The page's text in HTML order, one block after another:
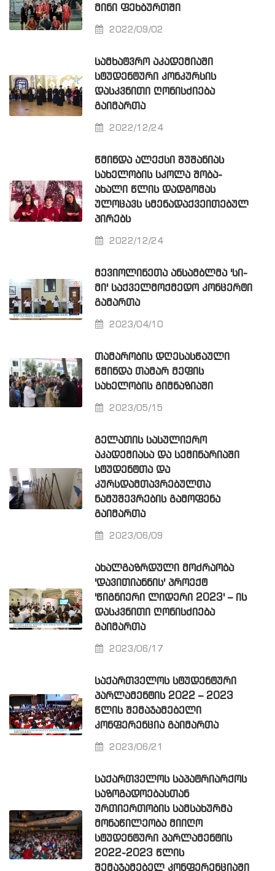
ᲛᲘᲜᲘ ᲤᲔᲮᲑᲣᲠᲗᲨᲘ
2022/09/02
ᲡᲐᲛᲮᲐᲢᲕᲠᲝ ᲐᲙᲐᲓᲔᲛᲘᲐᲨᲘ
ᲡᲢᲣᲓᲔᲜᲢᲣᲠᲘ ᲙᲝᲜᲙᲣᲠᲡᲘᲡ
ᲓᲐᲡᲙᲕᲜᲘᲗᲘ ᲦᲝᲜᲘᲡᲫᲘᲔᲑᲐ
ᲒᲐᲘᲛᲐᲠᲗᲐ
2022/12/24
ᲬᲛᲘᲜᲓᲐ ᲐᲚᲔᲥᲡᲘ ᲨᲣᲨᲐᲜᲘᲐᲡ
ᲡᲐᲮᲔᲚᲝᲑᲘᲡ ᲡᲙᲝᲚᲐ ᲨᲝᲑᲐ-
ᲐᲮᲐᲚᲘ ᲬᲚᲘᲡ ᲓᲐᲓᲒᲝᲛᲐᲡ
ᲣᲚᲝᲪᲐᲕᲡ ᲡᲛᲔᲜᲐᲓᲐᲥᲕᲔᲘᲗᲔᲑᲣᲚ
ᲞᲘᲠᲔᲑᲡ
2022/12/24
ᲛᲔᲕᲘᲝᲚᲘᲜᲔᲗᲐ ᲐᲜᲡᲐᲛᲑᲚᲛᲐ 'ᲡᲘ-
ᲛᲘ' ᲡᲐᲥᲕᲔᲚᲛᲝᲥᲛᲔᲓᲝ ᲙᲝᲜᲪᲔᲠᲢᲘ
ᲒᲐᲛᲐᲠᲗᲐ
2023/04/10
ᲗᲐᲛᲐᲠᲝᲑᲘᲡ ᲓᲦᲔᲡᲐᲡᲬᲐᲣᲚᲘ
ᲬᲛᲘᲜᲓᲐ ᲗᲐᲛᲐᲠ ᲛᲔᲤᲘᲡ
ᲡᲐᲮᲔᲚᲝᲑᲘᲡ ᲒᲘᲛᲜᲐᲖᲘᲐᲨᲘ
2023/05/15
ᲒᲔᲚᲐᲗᲘᲡ ᲡᲐᲡᲣᲚᲘᲔᲠᲝ
ᲐᲙᲐᲓᲔᲛᲘᲐᲡᲐ ᲓᲐ ᲡᲔᲛᲘᲜᲐᲠᲘᲐᲨᲘ
ᲡᲢᲣᲓᲔᲜᲢᲗᲐ ᲓᲐ
ᲙᲣᲠᲡᲓᲐᲛᲗᲐᲕᲠᲔᲑᲣᲚᲗᲐ
ᲜᲐᲛᲣᲨᲔᲕᲠᲔᲑᲘᲡ ᲒᲐᲛᲝᲤᲔᲜᲐ
ᲒᲐᲘᲛᲐᲠᲗᲐ
2023/06/09
ᲐᲮᲐᲚᲒᲐᲖᲠᲓᲣᲚᲘ ᲛᲝᲫᲠᲐᲝᲑᲐ
'ᲓᲐᲕᲘᲗᲘᲐᲜᲜᲘᲡ' ᲞᲠᲝᲔᲥᲢ
'ᲬᲘᲒᲜᲘᲔᲠᲘ ᲚᲘᲓᲔᲠᲘ 2023' – ᲘᲡ
ᲓᲐᲡᲙᲕᲜᲘᲗᲘ ᲦᲝᲜᲘᲡᲫᲘᲔᲑᲐ
ᲒᲐᲘᲛᲐᲠᲗᲐ
2023/06/17
ᲡᲐᲥᲐᲠᲗᲕᲔᲚᲝᲡ ᲡᲢᲣᲓᲔᲜᲢᲣᲠᲘ
ᲞᲐᲠᲚᲐᲛᲔᲜᲢᲘᲡ 2022 – 2023
ᲬᲚᲘᲡ ᲨᲔᲛᲐᲯᲐᲛᲔᲑᲔᲚᲘ
ᲙᲝᲜᲤᲔᲠᲔᲜᲪᲘᲐ ᲒᲐᲘᲛᲐᲠᲗᲐ
2023/06/21
ᲡᲐᲥᲐᲠᲗᲕᲔᲚᲝᲡ ᲡᲐᲞᲐᲢᲠᲘᲐᲠᲥᲝᲡ
ᲡᲐᲖᲝᲒᲐᲓᲝᲔᲑᲐᲡᲗᲐᲜ
ᲣᲠᲗᲘᲔᲠᲗᲝᲑᲘᲡ ᲡᲐᲛᲡᲐᲮᲣᲠᲛᲐ
ᲛᲝᲜᲐᲬᲘᲚᲔᲝᲑᲐ ᲛᲘᲘᲦᲝ
ᲡᲢᲣᲓᲔᲜᲢᲣᲠᲘ ᲞᲐᲠᲚᲐᲛᲔᲜᲢᲘᲡ
2022-2023 ᲬᲚᲘᲡ
ᲨᲔᲛᲐᲯᲐᲛᲔᲑᲔᲚ ᲙᲝᲜᲤᲔᲠᲔᲜᲪᲘᲐᲨᲘ